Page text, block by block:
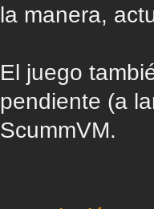
la manera,
El juego
pendiente (a
ScummVM.